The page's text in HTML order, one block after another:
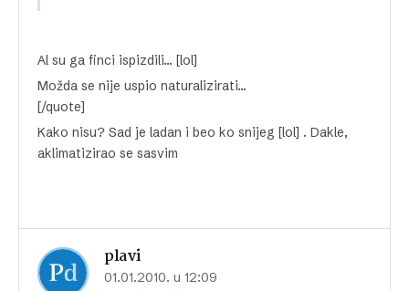
Al su ga finci ispizdili… [lol]
Možda se nije uspio naturalizirati…
[/quote]
Kako nisu? Sad je ladan i beo ko snijeg [lol] . Dakle,
aklimatizirao se sasvim
plavi
01.01.2010. u 12:09